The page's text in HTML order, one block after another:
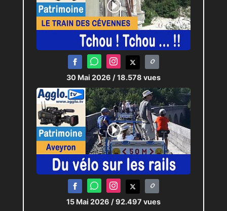
30 Mai 2026 / 18.578 vues
15 Mai 2026 / 92.497 vues